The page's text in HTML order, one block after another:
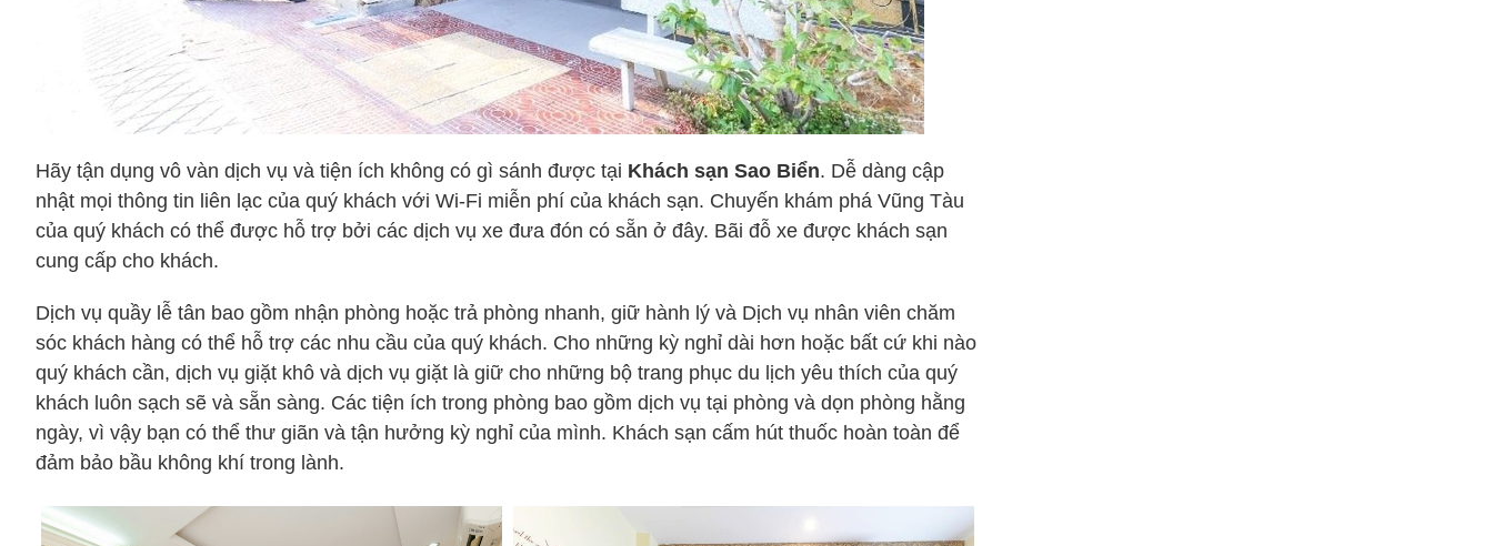
Hãy tận dụng vô vàn dịch vụ và tiện ích không có gì sánh được tại Khách sạn Sao Biển. Dễ dàng cập
nhật mọi thông tin liên lạc của quý khách với Wi-Fi miễn phí của khách sạn. Chuyến khám phá Vũng Tàu
của quý khách có thể được hỗ trợ bởi các dịch vụ xe đưa đón có sẵn ở đây. Bãi đỗ xe được khách sạn
cung cấp cho khách.
Dịch vụ quầy lễ tân bao gồm nhận phòng hoặc trả phòng nhanh, giữ hành lý và Dịch vụ nhân viên chăm
sóc khách hàng có thể hỗ trợ các nhu cầu của quý khách. Cho những kỳ nghỉ dài hơn hoặc bất cứ khi nào
quý khách cần, dịch vụ giặt khô và dịch vụ giặt là giữ cho những bộ trang phục du lịch yêu thích của quý
khách luôn sạch sẽ và sẵn sàng. Các tiện ích trong phòng bao gồm dịch vụ tại phòng và dọn phòng hằng
ngày, vì vậy bạn có thể thư giãn và tận hưởng kỳ nghỉ của mình. Khách sạn cấm hút thuốc hoàn toàn để
đảm bảo bầu không khí trong lành.